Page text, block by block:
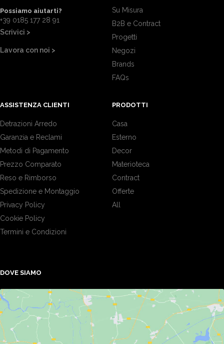
Possiamo aiutarti?
+39 0185 177 28 91
Scrivici >
Lavora con noi >
Su Misura
B2B e Contract
Progetti
Negozi
Brands
FAQs
ASSISTENZA CLIENTI
Detrazioni Arredo
Garanzia e Reclami
Metodi di Pagamento
Prezzo Comparato
Reso e Rimborso
Spedizione e Montaggio
Privacy Policy
Cookie Policy
Termini e Condizioni
PRODOTTI
Casa
Esterno
Decor
Materioteca
Contract
Offerte
All
DOVE SIAMO